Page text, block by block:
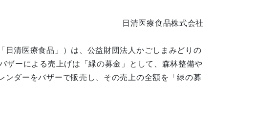
日清医療食品株式会社
清医療食品」）は、公益財団法人かごしまみどりの
ザーによる売上げは「緑の募金」として、森林整備や
ダーをバザーで販売し、その売上の全額を「緑の募